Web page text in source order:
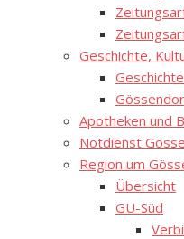
Geschichte,
Apotheken und
Notdienst
Region um
Übersicht
GU-Süd